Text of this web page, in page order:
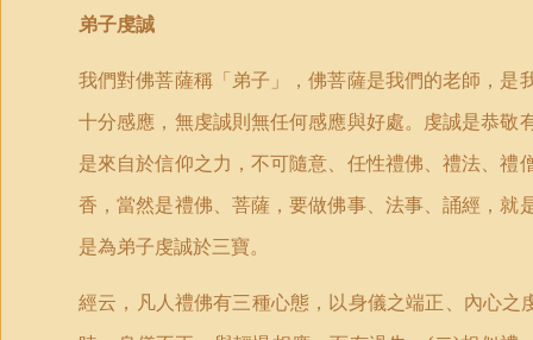
弟子虔誠
我們對佛菩薩稱「弟子」，佛菩薩是我們的老師，
十分感應，無虔誠則無任何感應與好處。虔誠是恭
是來自於信仰之力，不可隨意、任性禮佛、禮法、
香，當然是禮佛、菩薩，要做佛事、法事、誦經，
是為弟子虔誠於三寶。
經云，凡人禮佛有三種心態，以身儀之端正、內心